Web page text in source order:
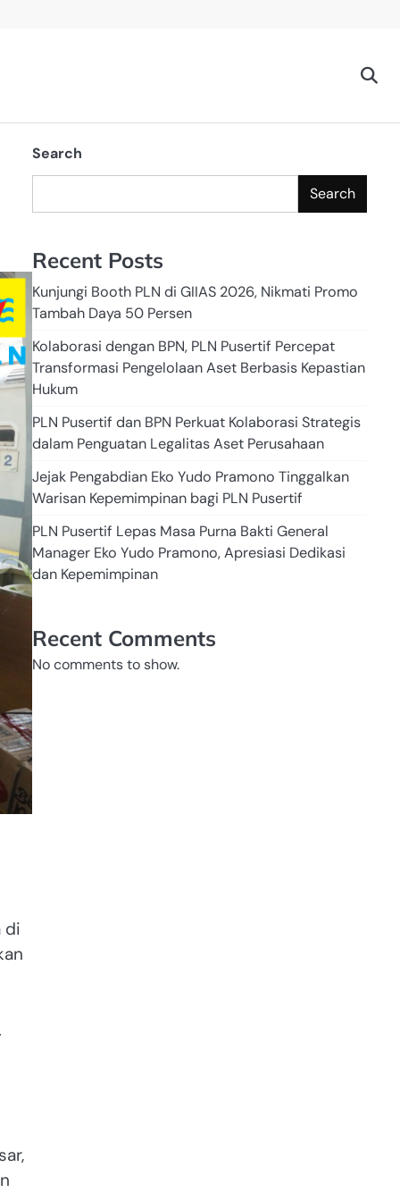
di
Search
Search
Recent Posts
Kunjungi Booth PLN di GIIAS 2026, Nikmati Promo
Tambah Daya 50 Persen
Kolaborasi dengan BPN, PLN Pusertif Percepat
Transformasi Pengelolaan Aset Berbasis Kepastian
Hukum
PLN Pusertif dan BPN Perkuat Kolaborasi Strategis
dalam Penguatan Legalitas Aset Perusahaan
Jejak Pengabdian Eko Yudo Pramono Tinggalkan
Warisan Kepemimpinan bagi PLN Pusertif
PLN Pusertif Lepas Masa Purna Bakti General
Manager Eko Yudo Pramono, Apresiasi Dedikasi
dan Kepemimpinan
Recent Comments
No comments to show.